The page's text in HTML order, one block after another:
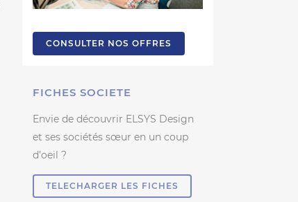
CONSULTER NOS OFFRES
FICHES SOCIETE
Envie de découvrir ELSYS Design
et ses sociétés sœur en un coup
d’oeil ?
TELECHARGER LES FICHES